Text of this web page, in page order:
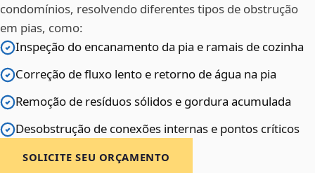
condomínios, resolvendo diferentes tipos de obstrução
em pias, como:
Inspeção do encanamento da pia e ramais de cozinha
Correção de fluxo lento e retorno de água na pia
Remoção de resíduos sólidos e gordura acumulada
Desobstrução de conexões internas e pontos críticos
SOLICITE SEU ORÇAMENTO